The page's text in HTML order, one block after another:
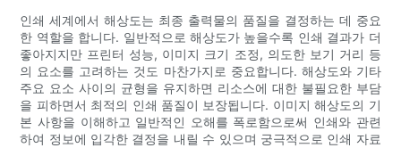
인쇄 세계에서 해상도는 최종 출력물의 품질을 결정하는 데 중요
한 역할을 합니다. 일반적으로 해상도가 높을수록 인쇄 결과가 더
좋아지지만 프린터 성능, 이미지 크기 조정, 의도한 보기 거리 등
의 요소를 고려하는 것도 마찬가지로 중요합니다. 해상도와 기타
주요 요소 사이의 균형을 유지하면 리소스에 대한 불필요한 부담
을 피하면서 최적의 인쇄 품질이 보장됩니다. 이미지 해상도의 기
본 사항을 이해하고 일반적인 오해를 폭로함으로써 인쇄와 관련
하여 정보에 입각한 결정을 내릴 수 있으며 궁극적으로 인쇄 자료